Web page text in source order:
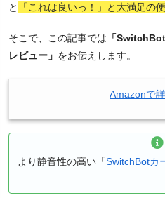
と
「これは良いっ！」と大満足の
そこで、この記事では 「
レビュー」 をお伝えします。
Amazonで
より静音性の高い「SwitchBotカ